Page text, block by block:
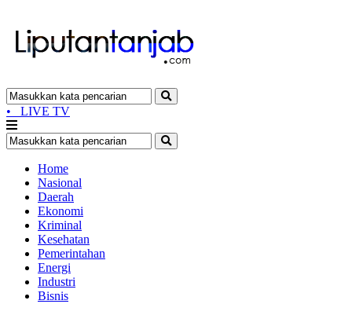
• LIVE TV
Home
Nasional
Daerah
Ekonomi
Kriminal
Kesehatan
Pemerintahan
Energi
Industri
Bisnis